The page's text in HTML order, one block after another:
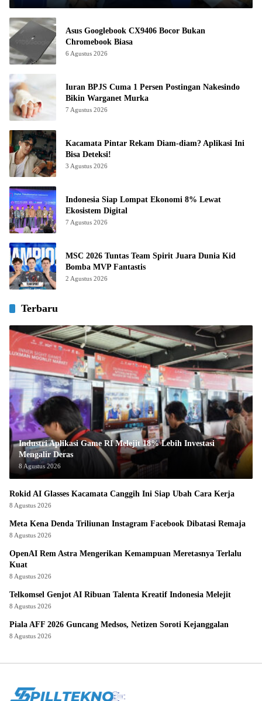
Asus Googlebook CX9406 Bocor Bukan
Chromebook Biasa
6 Agustus 2026
Iuran BPJS Cuma 1 Persen Postingan Nakesindo
Bikin Warganet Murka
7 Agustus 2026
Kacamata Pintar Rekam Diam-diam? Aplikasi Ini
Bisa Deteksi!
3 Agustus 2026
Indonesia Siap Lompat Ekonomi 8% Lewat
Ekosistem Digital
7 Agustus 2026
MSC 2026 Tuntas Team Spirit Juara Dunia Kid
Bomba MVP Fantastis
2 Agustus 2026
Terbaru
Industri Aplikasi Game RI Melejit 18% Lebih Investasi
Mengalir Deras
8 Agustus 2026
Rokid AI Glasses Kacamata Canggih Ini Siap Ubah Cara Kerja
8 Agustus 2026
Meta Kena Denda Triliunan Instagram Facebook Dibatasi Remaja
8 Agustus 2026
OpenAI Rem Astra Mengerikan Kemampuan Meretasnya Terlalu
Kuat
8 Agustus 2026
Telkomsel Genjot AI Ribuan Talenta Kreatif Indonesia Melejit
8 Agustus 2026
Piala AFF 2026 Guncang Medsos, Netizen Soroti Kejanggalan
8 Agustus 2026